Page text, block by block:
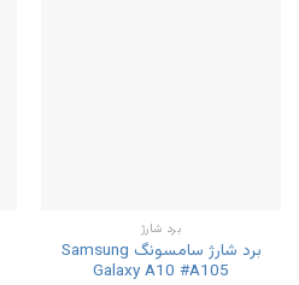
برد شارژ
برد شارژ سامسونگ Samsung
Galaxy A10 #A105